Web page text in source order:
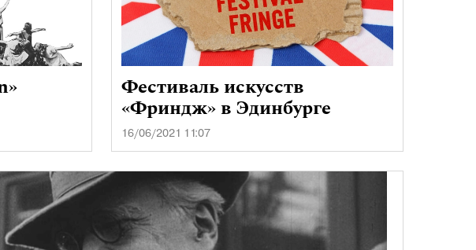
Фестиваль искусств
«Фриндж» в Эдинбурге
16/06/2021 11:07